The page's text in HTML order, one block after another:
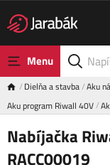
Menu
Dielňa a stavba Aku
Aku program Riwall 40V
Nabíjačka
RACC00019